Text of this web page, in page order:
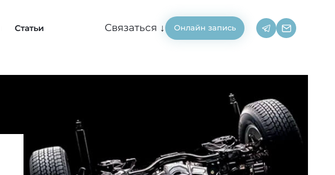
Статьи Связаться ↓ Онлайн запись